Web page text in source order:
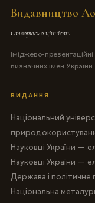
Видавництво
Створюємо цінність
Іміджево-презентаційні
визначних імен України.
ВИДАННЯ
Національний
Науковці України —
Науковці України —
Держава і політичне
Національна